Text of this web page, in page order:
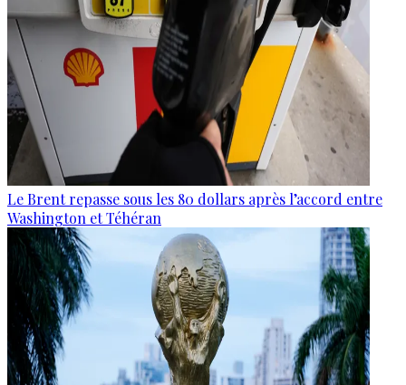
Le Brent repasse sous les 80 dollars après l’accord entre
Washington et Téhéran